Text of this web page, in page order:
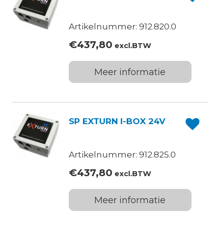
Artikelnummer: 912.820.0
€437,80 excl.BTW
Meer informatie
SP EXTURN I-BOX 24V
Artikelnummer: 912.825.0
€437,80 excl.BTW
Meer informatie